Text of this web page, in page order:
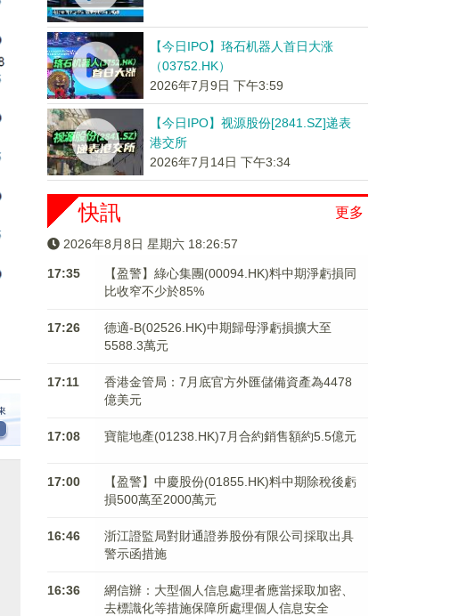
【今日IPO】珞石机器人首日大涨
（03752.HK）
2026年7月9日 下午3:59
【今日IPO】视源股份[2841.SZ]递表
港交所
2026年7月14日 下午3:34
更多
快訊
2026年8月8日 星期六 18:26:58
17:35
【盈警】綠心集團(00094.HK)料中期淨虧損同
比收窄不少於85%
17:26
德適-B(02526.HK)中期歸母淨虧損擴大至
5588.3萬元
17:11
香港金管局：7月底官方外匯儲備資產為4478
億美元
17:08 寶龍地產(01238.HK)7月合約銷售額約5.5億元
17:00
【盈警】中慶股份(01855.HK)料中期除稅後虧
損500萬至2000萬元
16:46
浙江證監局對財通證券股份有限公司採取出具
警示函措施
16:36
網信辦：大型個人信息處理者應當採取加密、
去標識化等措施保障所處理個人信息安全